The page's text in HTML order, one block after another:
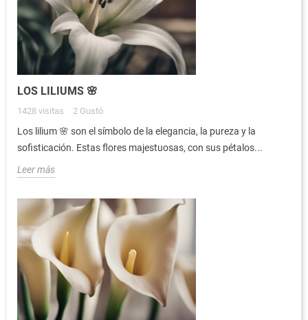
LOS LILIUMS 🌸
1428 visitas 2 Gustó
Los lilium 🌸 son el símbolo de la elegancia, la pureza y la
sofisticación. Estas flores majestuosas, con sus pétalos...
Leer más